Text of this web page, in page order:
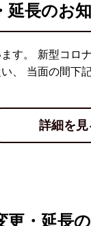
長のお
す。 新型コロ
、 当面の間下
詳細を見
・延長